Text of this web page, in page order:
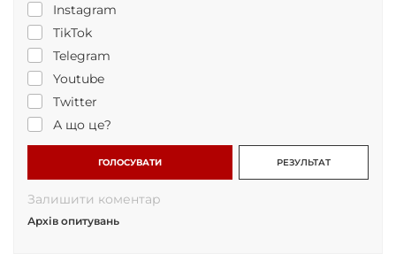
Instagram
TikTok
Telegram
Youtube
Twitter
А що це?
ГОЛОСУВАТИ РЕЗУЛЬТАТ
Залишити коментар
Архів опитувань